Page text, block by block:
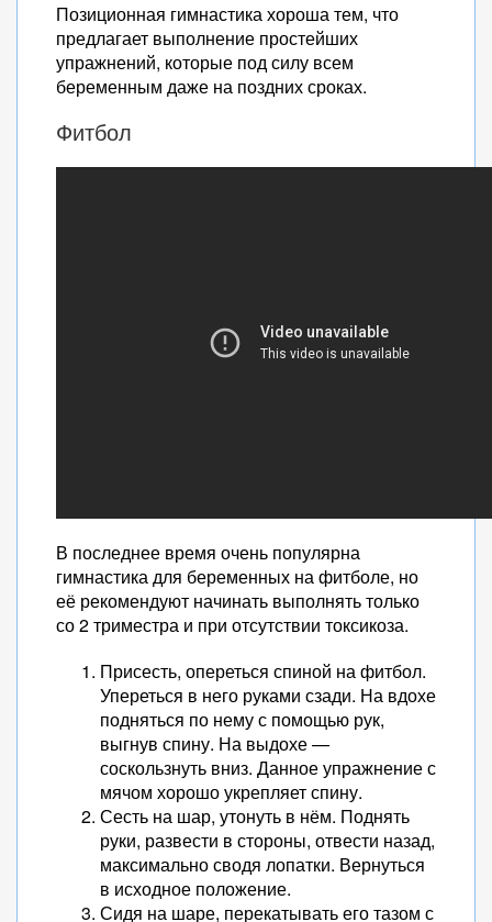
Позиционная гимнастика хороша тем, что
предлагает выполнение простейших
упражнений, которые под силу всем
беременным даже на поздних сроках.
Фитбол
В последнее время очень популярна
гимнастика для беременных на фитболе, но
её рекомендуют начинать выполнять только
со 2 триместра и при отсутствии токсикоза.
Присесть, опереться спиной на фитбол.
Упереться в него руками сзади. На вдохе
подняться по нему с помощью рук,
выгнув спину. На выдохе —
соскользнуть вниз. Данное упражнение с
мячом хорошо укрепляет спину.
Сесть на шар, утонуть в нём. Поднять
руки, развести в стороны, отвести назад,
максимально сводя лопатки. Вернуться
в исходное положение.
Сидя на шаре, перекатывать его тазом с